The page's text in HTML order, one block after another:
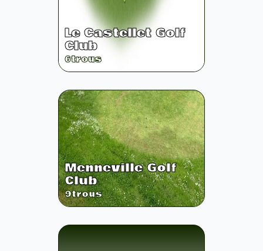
Le Castellet Golf
Club
6trous
Menneville Golf
Club
9trous